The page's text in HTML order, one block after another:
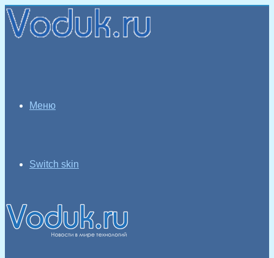
Меню
Switch skin